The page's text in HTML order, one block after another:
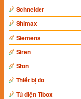
Schneider
Shimax
Siemens
Siren
Ston
Thiết bị đo
Tủ điện Tibox